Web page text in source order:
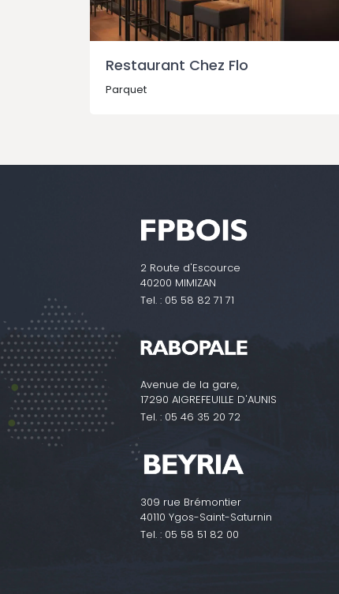
Restaurant Chez Flo
Parquet
2 Route d'Escource
40200 MIMIZAN
Tel. : 05 58 82 71 71
Avenue de la gare,
17290 AIGREFEUILLE D'AUNIS
Tel. : 05 46 35 20 72
309 rue Brémontier
40110 Ygos-Saint-Saturnin
Tel. : 05 58 51 82 00